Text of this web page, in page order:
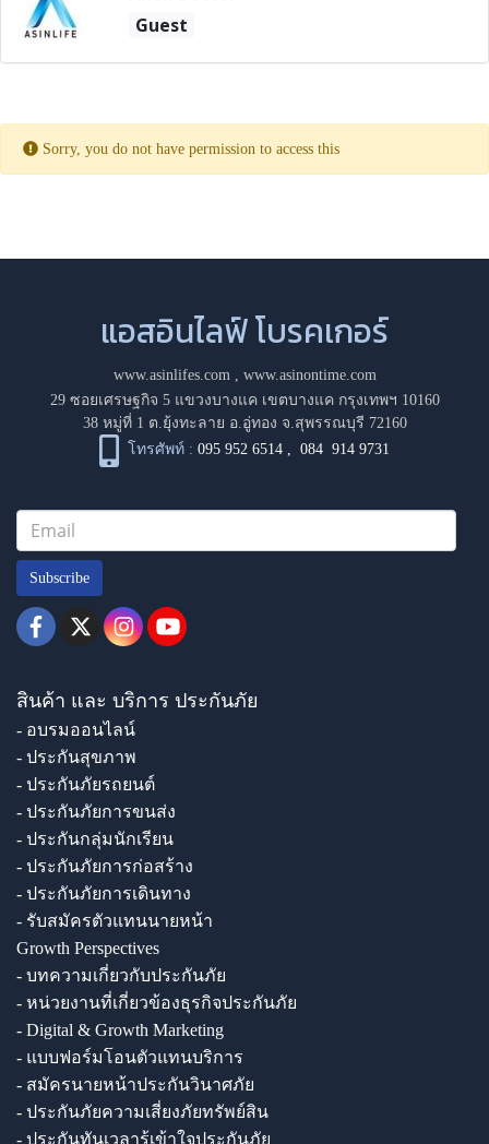
Guest
Sorry, you do not have permission to access this
แอสอินไลฟ์ โบรคเกอร์
www.asinlifes.com, www.asinontime.com
29 ซอยเศรษฐกิจ 5 แขวงบางแค เขตบางแค กรุงเทพฯ 10160
38 หมู่ที่ 1 ต.ยุ้งทะลาย อ.อู่ทอง จ.สุพรรณบุรี 72160
โทรศัพท์ : 095 952 6514 ,084 914 9731
Subscribe
สินค้า และ บริการ ประกันภัย
- อบรมออนไลน์
- ประกันสุขภาพ
- ประกันภัยรถยนต์
- ประกันภัยการขนส่ง
- ประกันกลุ่มนักเรียน
- ประกันภัยการก่อสร้าง
- ประกันภัยการเดินทาง
- รับสมัครตัวแทนนายหน้า
Growth Perspectives
- บทความเกี่ยวกับประกันภัย
- หน่วยงานที่เกี่ยวข้องธุรกิจประกันภัย
- Digital & Growth Marketing
- แบบฟอร์มโอนตัวแทนบริการ
- สมัครนายหน้าประกันวินาศภัย
- ประกันภัยความเสี่ยงภัยทรัพย์สิน
- ประกันทันเวลารู้เข้าใจประกันภัย